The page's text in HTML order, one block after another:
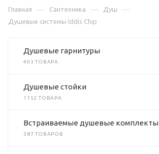
Главная — Сантехника — Душ —
Душевые системы Iddis Chip
Душевые гарнитуры
403 ТОВАРА
Душевые стойки
1152 ТОВАРА
Встраиваемые душевые комплекты
387 ТОВАРОВ